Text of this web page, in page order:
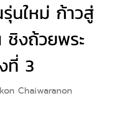
นใหม่ ก้าวสู่
ชิงถ้วยพระ
ที่ 3
Chaiwaranon